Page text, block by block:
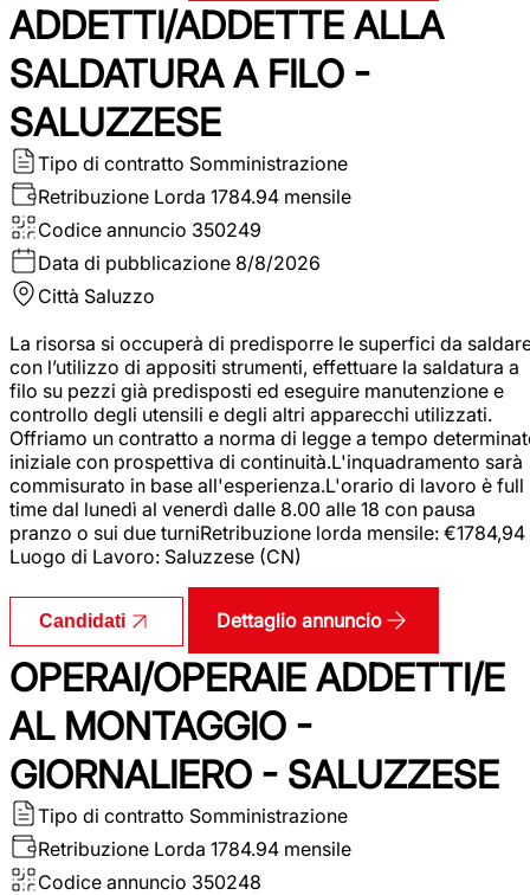
ADDETTI/ADDETTE ALLA
SALDATURA A FILO -
SALUZZESE
Tipo di contratto Somministrazione
Retribuzione Lorda 1784.94 mensile
Codice annuncio 350249
Data di pubblicazione 8/8/2026
Città Saluzzo
La risorsa si occuperà di predisporre le superfici da
con l’utilizzo di appositi strumenti, effettuare la saldatura a
filo su pezzi già predisposti ed eseguire manutenzione e
controllo degli utensili e degli altri apparecchi utilizzati.
Offriamo un contratto a norma di legge a tempo
iniziale con prospettiva di continuità.L'inquadramento sarà
commisurato in base all'esperienza.L'orario di lavoro è full
time dal lunedì al venerdì dalle 8.00 alle 18 con pausa
pranzo o sui due turniRetribuzione lorda mensile: €1784,94
Luogo di Lavoro: Saluzzese (CN)
Candidati Dettaglio annuncio
OPERAI/OPERAIE ADDETTI/E
AL MONTAGGIO -
GIORNALIERO - SALUZZESE
Tipo di contratto Somministrazione
Retribuzione Lorda 1784.94 mensile
Codice annuncio 350248